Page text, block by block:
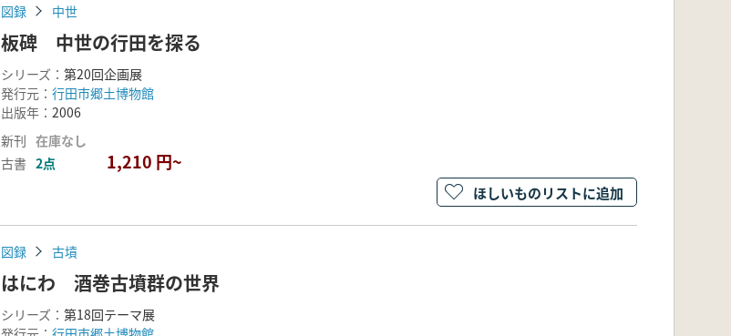
図録 中世
板碑 中世の行田を探る
シリーズ： 第20回企画展
発行元： 行田市郷土博物館
出版年： 2006
新刊 在庫なし
古書 2点 1,210 円~
ほしいものリストに追加
図録 古墳
はにわ 酒巻古墳群の世界
シリーズ： 第18回テーマ展